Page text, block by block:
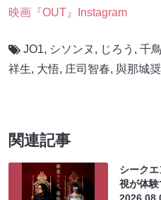
映画『OUT』Instagram
JO1, シソンヌ , じろう , 千鳥
祥生, 大悟, 庄司智春, 與那城奨
関連記事
シーク
視が体